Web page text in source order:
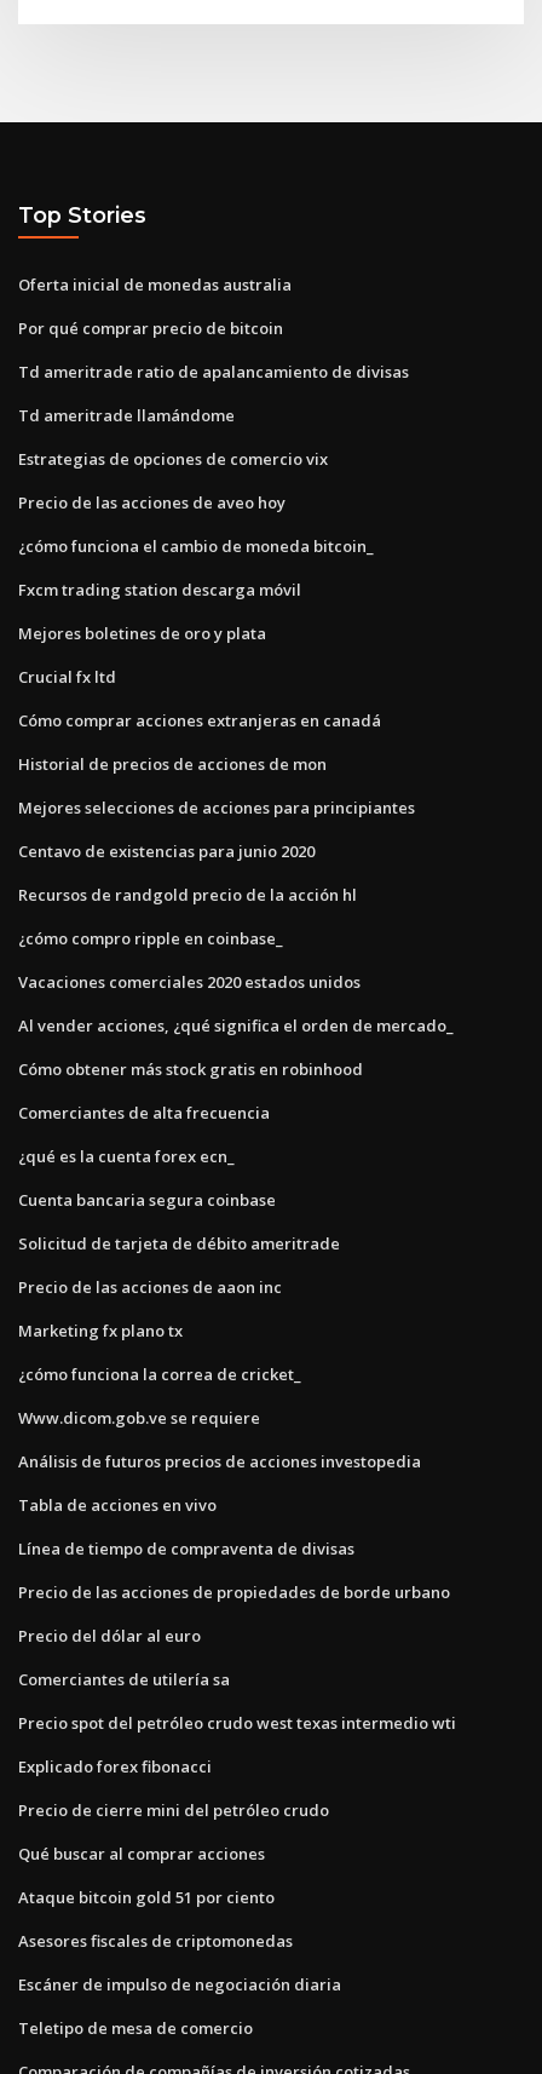
Top Stories
Oferta inicial de monedas australia
Por qué comprar precio de bitcoin
Td ameritrade ratio de apalancamiento de divisas
Td ameritrade llamándome
Estrategias de opciones de comercio vix
Precio de las acciones de aveo hoy
¿cómo funciona el cambio de moneda bitcoin_
Fxcm trading station descarga móvil
Mejores boletines de oro y plata
Crucial fx ltd
Cómo comprar acciones extranjeras en canadá
Historial de precios de acciones de mon
Mejores selecciones de acciones para principiantes
Centavo de existencias para junio 2020
Recursos de randgold precio de la acción hl
¿cómo compro ripple en coinbase_
Vacaciones comerciales 2020 estados unidos
Al vender acciones, ¿qué significa el orden de mercado_
Cómo obtener más stock gratis en robinhood
Comerciantes de alta frecuencia
¿qué es la cuenta forex ecn_
Cuenta bancaria segura coinbase
Solicitud de tarjeta de débito ameritrade
Precio de las acciones de aaon inc
Marketing fx plano tx
¿cómo funciona la correa de cricket_
Www.dicom.gob.ve se requiere
Análisis de futuros precios de acciones investopedia
Tabla de acciones en vivo
Línea de tiempo de compraventa de divisas
Precio de las acciones de propiedades de borde urbano
Precio del dólar al euro
Comerciantes de utilería sa
Precio spot del petróleo crudo west texas intermedio wti
Explicado forex fibonacci
Precio de cierre mini del petróleo crudo
Qué buscar al comprar acciones
Ataque bitcoin gold 51 por ciento
Asesores fiscales de criptomonedas
Escáner de impulso de negociación diaria
Teletipo de mesa de comercio